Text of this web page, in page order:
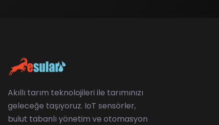
Akıllı tarım teknolojileri ile tarımınızı
geleceğe taşıyoruz. IoT sensörler,
bulut tabanlı yönetim ve otomasyon